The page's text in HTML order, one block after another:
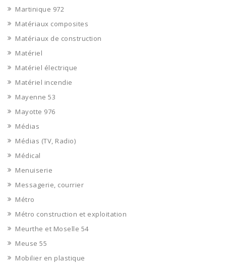
Martinique 972
Matériaux composites
Matériaux de construction
Matériel
Matériel électrique
Matériel incendie
Mayenne 53
Mayotte 976
Médias
Médias (TV, Radio)
Médical
Menuiserie
Messagerie, courrier
Métro
Métro construction et exploitation
Meurthe et Moselle 54
Meuse 55
Mobilier en plastique